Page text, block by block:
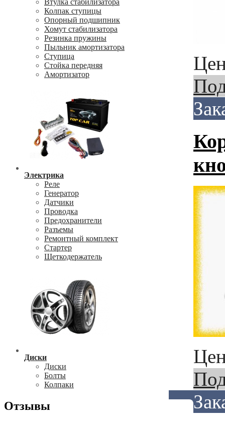
Колпак ступицы
Опорный подшипник
Хомут стабилизатора
Резинка пружины
Пыльник амортизатора
Ступица
Стойка передняя
Амортизатор
Электрика
Реле
Генератор
Датчики
Проводка
Предохранители
Разъемы
Ремонтный комплект
Стартер
Щеткодержатель
Диски
Диски
Болты
Колпаки
Отзывы